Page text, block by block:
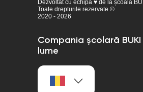
Dezvoltat cu echipa ♥ de la școala
Toate drepturile rezervate ©
2020 - 2026
Compania școlară BUKI
lume